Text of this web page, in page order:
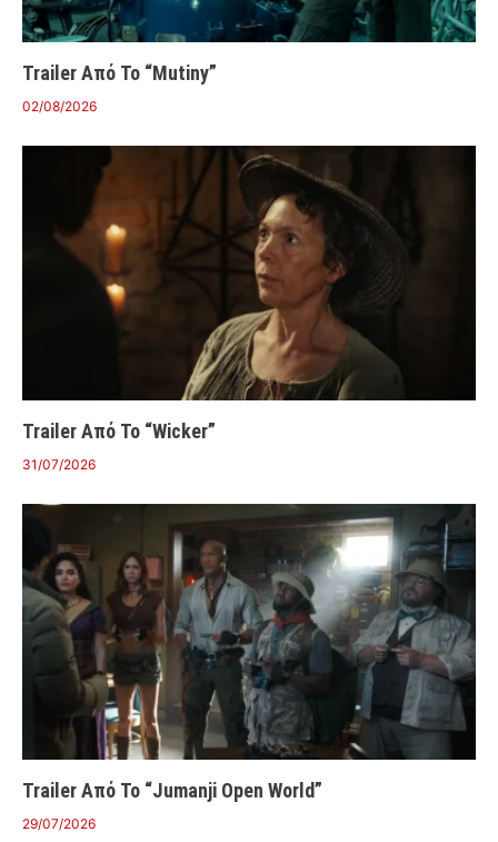
Trailer Από Το “Mutiny”
02/08/2026
Trailer Από Το “Wicker”
31/07/2026
Trailer Από Το “Jumanji Open World”
29/07/2026